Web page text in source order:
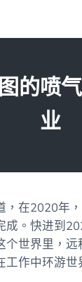
的喷
业
，在2020年
成。快进到
个世界里，
作中环游世